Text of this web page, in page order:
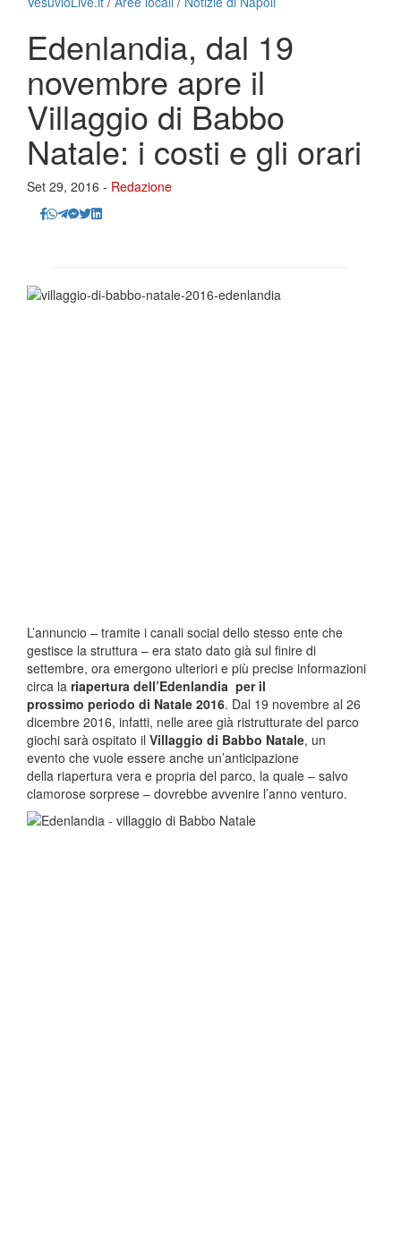
Edenlandia, dal 19
novembre apre il
Villaggio di Babbo
Natale: i costi e gli orari
Set 29, 2016 - Redazione
L’annuncio – tramite i canali social dello stesso ente che
gestisce la struttura – era stato dato già sul finire di
settembre, ora emergono ulteriori e più precise informazioni
circa la riapertura dell’Edenlandia per il
prossimo periodo di Natale 2016. Dal 19 novembre al 26
dicembre 2016, infatti, nelle aree già ristrutturate del parco
giochi sarà ospitato il Villaggio di Babbo Natale, un
evento che vuole essere anche un’anticipazione
della riapertura vera e propria del parco, la quale – salvo
clamorose sorprese – dovrebbe avvenire l’anno venturo.